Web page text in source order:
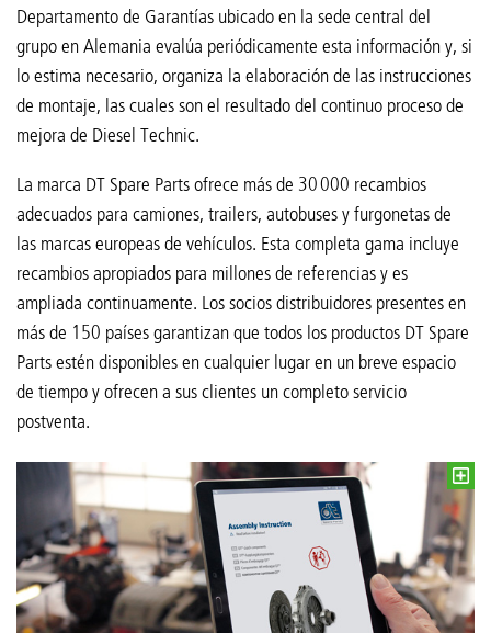
Departamento de Garantías ubicado en la sede central del
grupo en Alemania evalúa periódicamente esta información y, si
lo estima necesario, organiza la elaboración de las instrucciones
de montaje, las cuales son el resultado del continuo proceso de
mejora de Diesel Technic.
La marca DT Spare Parts ofrece más de 30 000 recambios
adecuados para camiones, trailers, autobuses y furgonetas de
las marcas europeas de vehículos. Esta completa gama incluye
recambios apropiados para millones de referencias y es
ampliada continuamente. Los socios distribuidores presentes en
más de 150 países garantizan que todos los productos DT Spare
Parts estén disponibles en cualquier lugar en un breve espacio
de tiempo y ofrecen a sus clientes un completo servicio
postventa.